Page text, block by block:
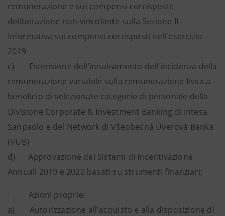
remunerazione e sui compensi corrisposti:
deliberazione non vincolante sulla Sezione II -
Informativa sui compensi corrisposti nell'esercizio
2019
c) Estensione dell’innalzamento dell’incidenza della
remunerazione variabile sulla remunerazione fissa a
beneficio di selezionate categorie di personale della
Divisione Corporate & Investment Banking di Intesa
Sanpaolo e del Network di Všeobecná Úverová Banka
(VUB)
d) Approvazione dei Sistemi di Incentivazione
Annuali 2019 e 2020 basati su strumenti finanziari;
· Azioni proprie:
a) Autorizzazione all’acquisto e alla disposizione di